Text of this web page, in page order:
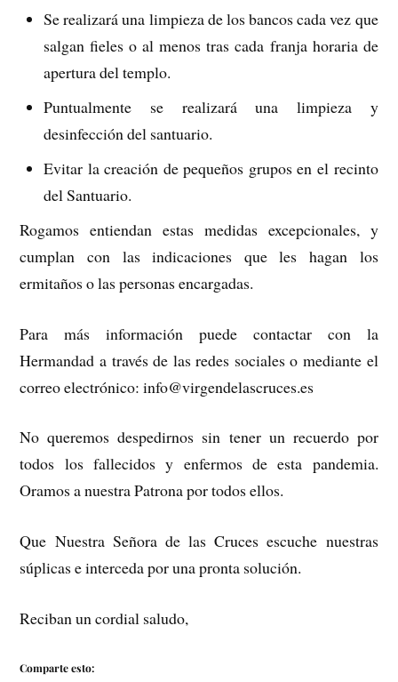
Se realizará una limpieza de los bancos cada vez que
salgan fieles o al menos tras cada franja horaria de
apertura del templo.
Puntualmente se realizará una limpieza y
desinfección del santuario.
Evitar la creación de pequeños grupos en el recinto
del Santuario.
Rogamos entiendan estas medidas excepcionales, y
cumplan con las indicaciones que les hagan los
ermitaños o las personas encargadas.
Para más información puede contactar con la
Hermandad a través de las redes sociales o mediante el
correo electrónico: info@virgendelascruces.es
No queremos despedirnos sin tener un recuerdo por
todos los fallecidos y enfermos de esta pandemia.
Oramos a nuestra Patrona por todos ellos.
Que Nuestra Señora de las Cruces escuche nuestras
súplicas e interceda por una pronta solución.
Reciban un cordial saludo,
Comparte esto: